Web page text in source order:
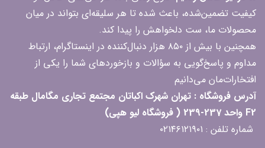
کیفیت تضمین‌شده، باعث شده تا هر سلیقه‌ای بتواند در میان
محصولات ما، ست دلخواهش را پیدا کند.
همچنین با بیش از ۸۵۰ هزار دنبال‌کننده در اینستاگرام، ارتباط
مداوم و پاسخ‌گویی به سؤالات و بازخوردهای شما را یکی از
افتخارات‌مان می‌دانیم
آدرس فروشگاه : تهران شهرک اکباتان مجتمع تجاری مگامال طبقه
F2 واحد 237-239 ( فروشگاه لیو هپی)
شماره تلفن : ۰۲۱۴۶۱۲۱۹۰۱